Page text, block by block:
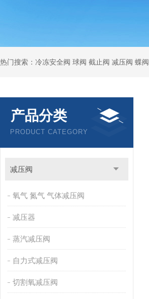
热门搜索：冷冻安全阀 球阀 截止阀 减压阀 蝶阀
产品分类
PRODUCT CATEGORY
减压阀
氧气 氮气 气体减压阀
减压器
蒸汽减压阀
自力式减压阀
切割氧减压阀